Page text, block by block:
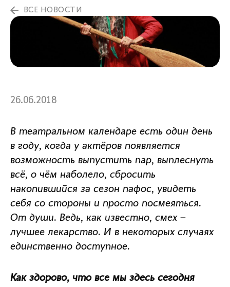
ВСЕ НОВОСТИ
26.06.2018
В театральном календаре есть один день
в году, когда у актёров появляется
возможность выпустить пар, выплеснуть
всё, о чём наболело, сбросить
накопившийся за сезон пафос, увидеть
себя со стороны и просто посмеяться.
От души. Ведь, как известно, смех –
лучшее лекарство. И в некоторых случаях
единственно доступное.
Как здорово, что все мы здесь сегодня